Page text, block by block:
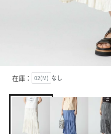
在庫： 02(M) なし